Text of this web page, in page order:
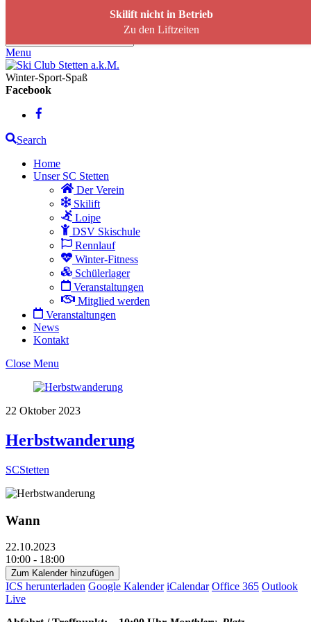
Menu
Winter-Sport-Spaß
Facebook
Search
Home
Unser SC Stetten
Der Verein
Skilift
Loipe
DSV Skischule
Rennlauf
Winter-Fitness
Schülerlager
Veranstaltungen
Mitglied werden
Veranstaltungen
News
Kontakt
Close Menu
22 Oktober 2023
Herbstwanderung
SCStetten
Wann
22.10.2023
10:00 - 18:00
Zum Kalender hinzufügen
ICS herunterladen Google Kalender iCalendar Office 365 Outlook
Live
Skilift nicht in Betrieb
Zu den Liftzeiten